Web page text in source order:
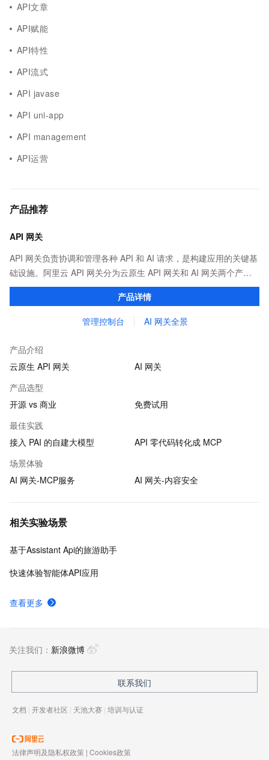
API文章
API赋能
API特性
API流式
API javase
API uni-app
API management
API运营
产品推荐
API 网关
API 网关负责协调和管理各种 API 和 AI 请求，是构建应用的关键基
础设施。阿里云 API 网关分为云原生 API 网关和 AI 网关两个产
品。
产品详情
管理控制台 AI 网关全景
产品介绍
云原生 API 网关
AI 网关
产品选型
开源 vs 商业
免费试用
最佳实践
接入 PAI 的自建大模型
API 零代码转化成 MCP
场景体验
AI 网关-MCP服务
AI 网关-内容安全
相关实验场景
基于Assistant Api的旅游助手
快速体验智能体API应用
查看更多
关注我们： 新浪微博
联系我们
文档 | 开发者社区 | 天池大赛 | 培训与认证
法律声明及隐私权政策 | Cookies政策